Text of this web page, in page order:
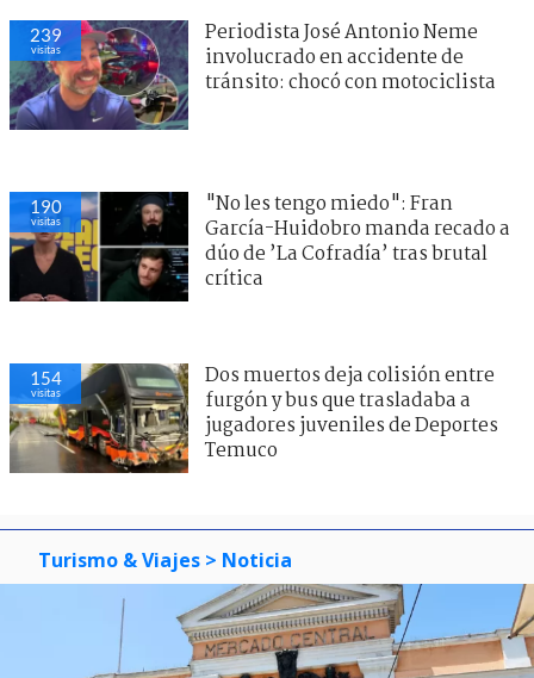
239
visitas
Periodista José Antonio Neme
involucrado en accidente de
tránsito: chocó con motociclista
190
visitas
"No les tengo miedo": Fran
García-Huidobro manda recado a
dúo de ’La Cofradía’ tras brutal
crítica
154
visitas
Dos muertos deja colisión entre
furgón y bus que trasladaba a
jugadores juveniles de Deportes
Temuco
Turismo & Viajes > Noticia